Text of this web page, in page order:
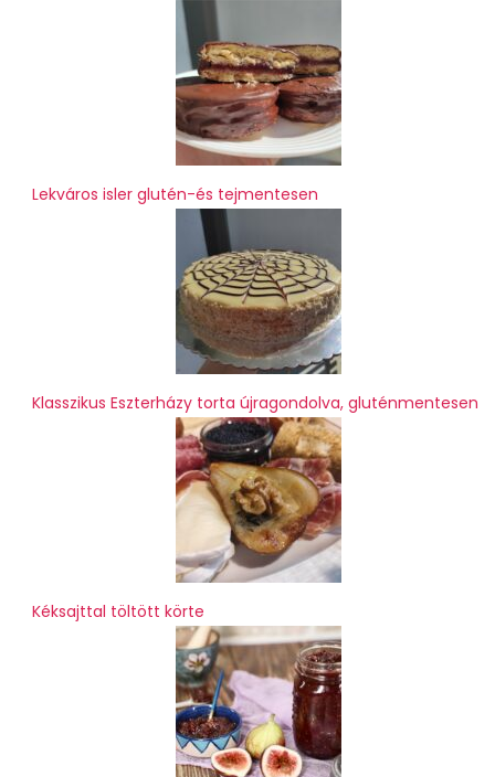
Lekváros isler glutén-és tejmentesen
Klasszikus Eszterházy torta újragondolva, gluténmentesen
Kéksajttal töltött körte